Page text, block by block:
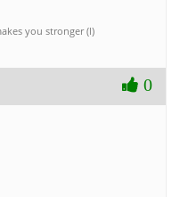
you stronger (l)
0